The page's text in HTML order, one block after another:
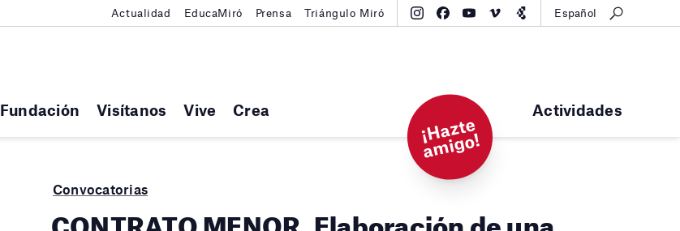
Fundación Visítanos Vive Crea Actividades
Actualidad EducaMiró Prensa Triángulo Miró Español
¡
H
a
zt
e
a
mi
g
o!
Convocatorias
CONTRATO MENOR. Elaboración de una